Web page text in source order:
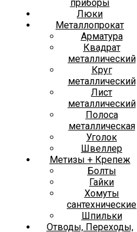
приборы
Люки
Металлопрокат
Арматура
Квадрат
металлический
Круг
металлический
Лист
металлический
Полоса
металлическая
Уголок
Швеллер
Метизы + Крепеж
Болты
Гайки
Хомуты
сантехнические
Шпильки
Отводы, Переходы,